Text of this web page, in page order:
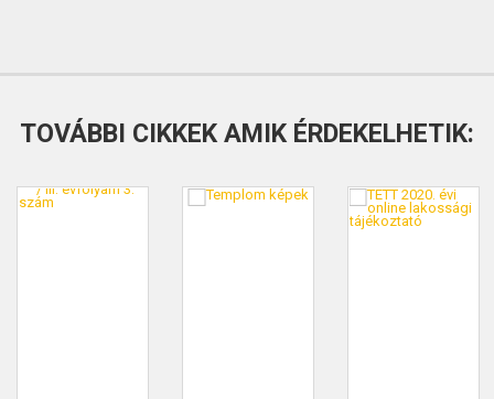
TOVÁBBI CIKKEK AMIK ÉRDEKELHETIK: